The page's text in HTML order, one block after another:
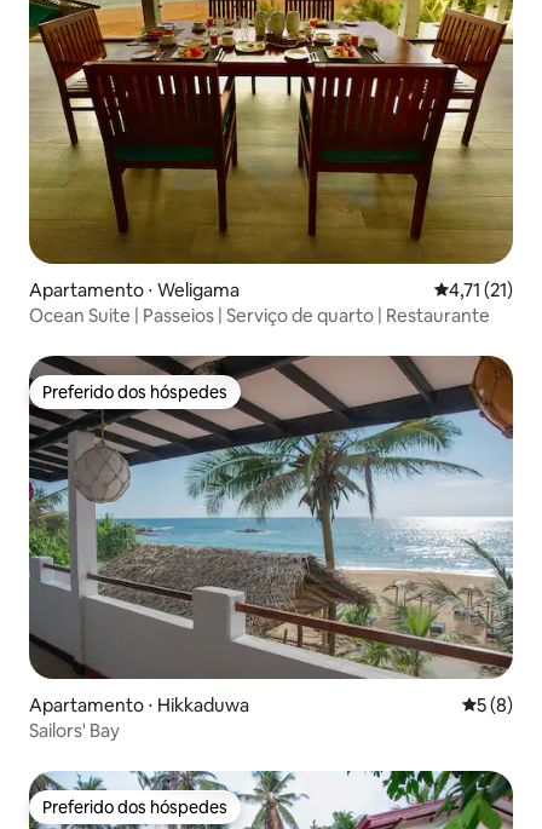
Apartamento ⋅ Weligama 4,71 de uma
4,71 (21)
Ocean Suite | Passeios | Serviço de quarto | Restaurante
Preferido dos hóspedes
Preferido dos hóspedes
Apartamento ⋅ Hikkaduwa 5 de
5 (8)
Sailors' Bay
Preferido dos hóspedes
Preferido dos hóspedes